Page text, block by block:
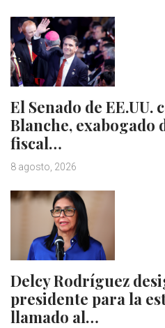
El Senado de
Blanche, exabogado
fiscal…
8 agosto, 2026
Delcy Rodríguez
presidente para la
llamado al…